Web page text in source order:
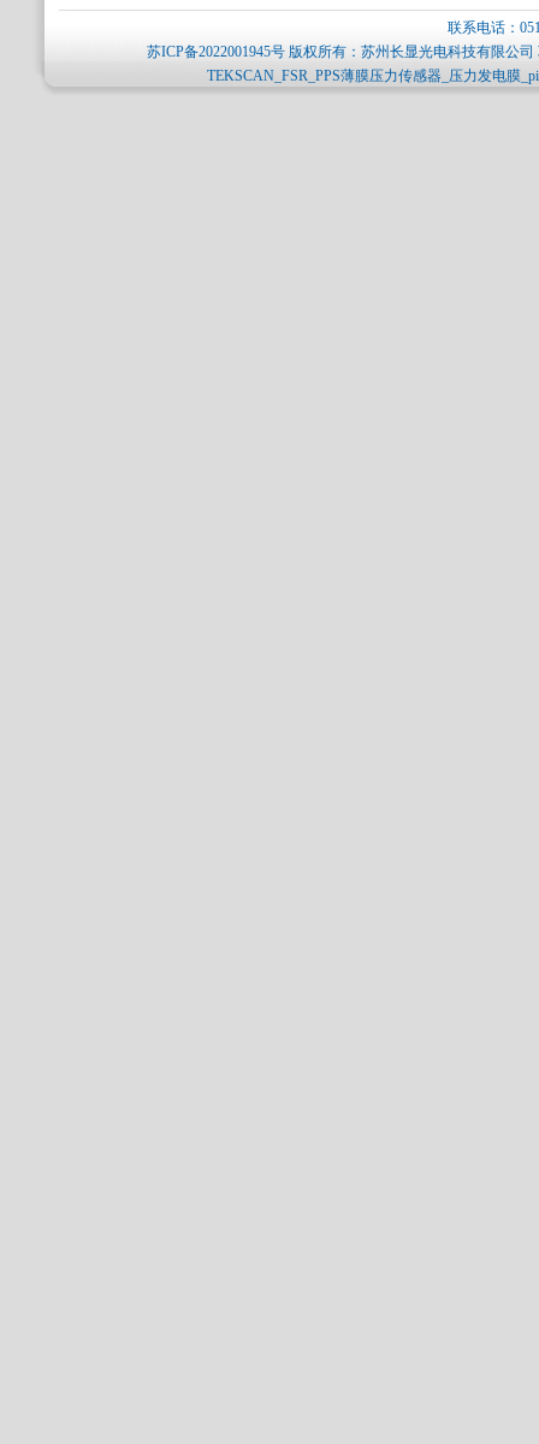
联系电话：
苏ICP备2022001945号 版权所有：苏州长显光电科技有限公
TEKSCAN_FSR_PPS薄膜压力传感器_压力发电膜